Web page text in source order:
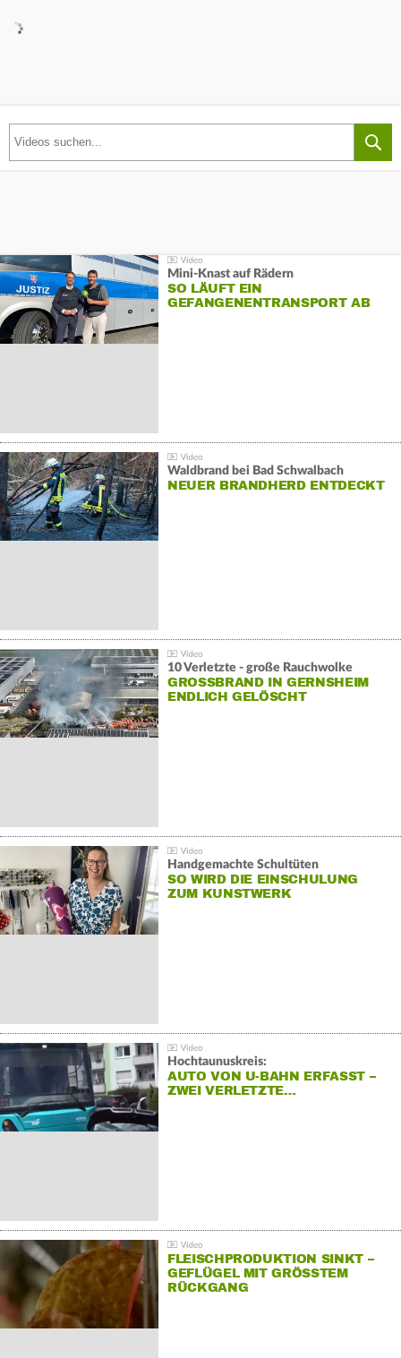
Mini-Knast auf Rädern
SO LÄUFT EIN
GEFANGENENTRANSPORT AB
Waldbrand bei Bad Schwalbach
NEUER BRANDHERD ENTDECKT
10 Verletzte - große Rauchwolke
GROSSBRAND IN GERNSHEIM E
NDLICH GELÖSCHT
Handgemachte Schultüten
SO WIRD DIE EINSCHULUNG
ZUM KUNSTWERK
Hochtaunuskreis:
AUTO VON U-BAHN ERFASST –
ZWEI VERLETZTE…
FLEISCHPRODUKTION SINKT –
GEFLÜGEL MIT GRÖSSTEM R
ÜCKGANG